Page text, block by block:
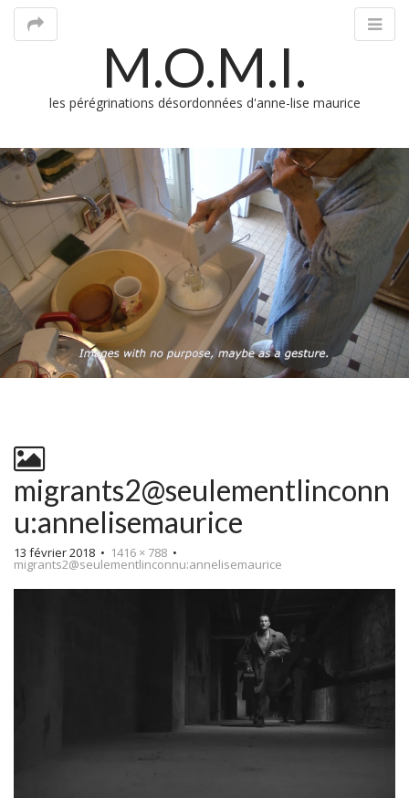
M.O.M.I.
les pérégrinations désordonnées d'anne-lise maurice
migrants2@seulementlinconn
u:annelisemaurice
13 février 2018 • 1416 × 788 •
migrants2@seulementlinconnu:annelisemaurice